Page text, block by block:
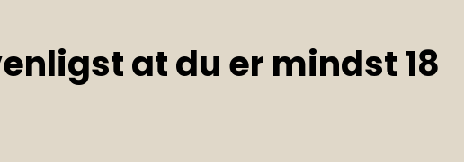
at du er mindst 18